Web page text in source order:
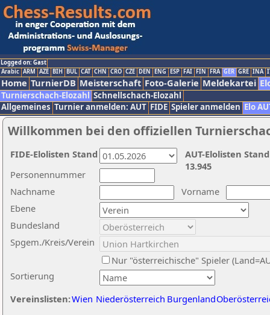
Logged on: Gast
Arabic ARM AZE BIH BUL CAT CHN CRO CZE DEN ENG ESP FAI FIN FRA GER GRE INA
Home TurnierDB Meisterschaft Foto-Galerie Meldekartei
Turnierschach-Elozahl Schnellschach-Elozahl
Allgemeines Turnier anmelden: AUT FIDE Spieler anmelden Elo
Willkommen bei den offiziellen
Nachname
Vorname
Ebene
Sortierung
Personennummer
Bundesland
Spgem./Kreis/Verein
Nur "österreichische" Spieler
Vereinslisten:Wien Niederösterreich Burgenland
AUT-Elolisten
13.945
FIDE-Elolisten Stand